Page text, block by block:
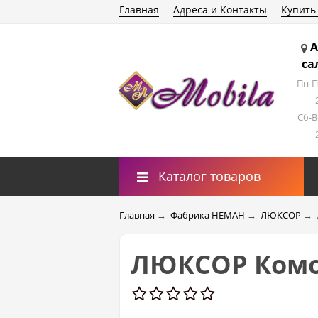
Главная Адреса и Контакты
Пн-
Сб-
Каталог товаров
Главная → Фабрика НЕМАН → ЛЮКСОР →
ЛЮКСОР